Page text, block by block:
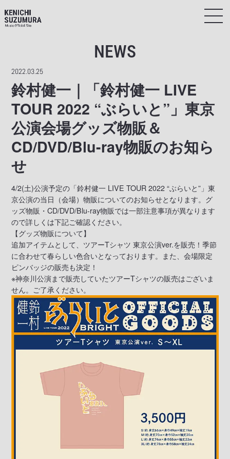
NEWS
2022.03.25
鈴村健一｜「鈴村健一 LIVE
TOUR 2022 “ぶらいと”」東京
公演会場グッズ物販＆
CD/DVD/Blu-ray物販のお知ら
せ
4/2(土)公演予定の「鈴村健一 LIVE TOUR 2022 “ぶらいと”」東
京公演の当日（会場）物販についてのお知らせとなります。グ
ッズ物販・CD/DVD/Blu-ray物販では一部注意事項が異なります
ので詳しくは下記ご確認ください。
【グッズ物販について】
追加アイテムとして、ツアーTシャツ 東京公演ver.を販売！季節
に合わせて春らしい色合いとなっております。また、会場限定
ピンバッジの販売も決定！
※神奈川公演まで販売していたツアーTシャツの販売はございま
せん。ご了承ください。